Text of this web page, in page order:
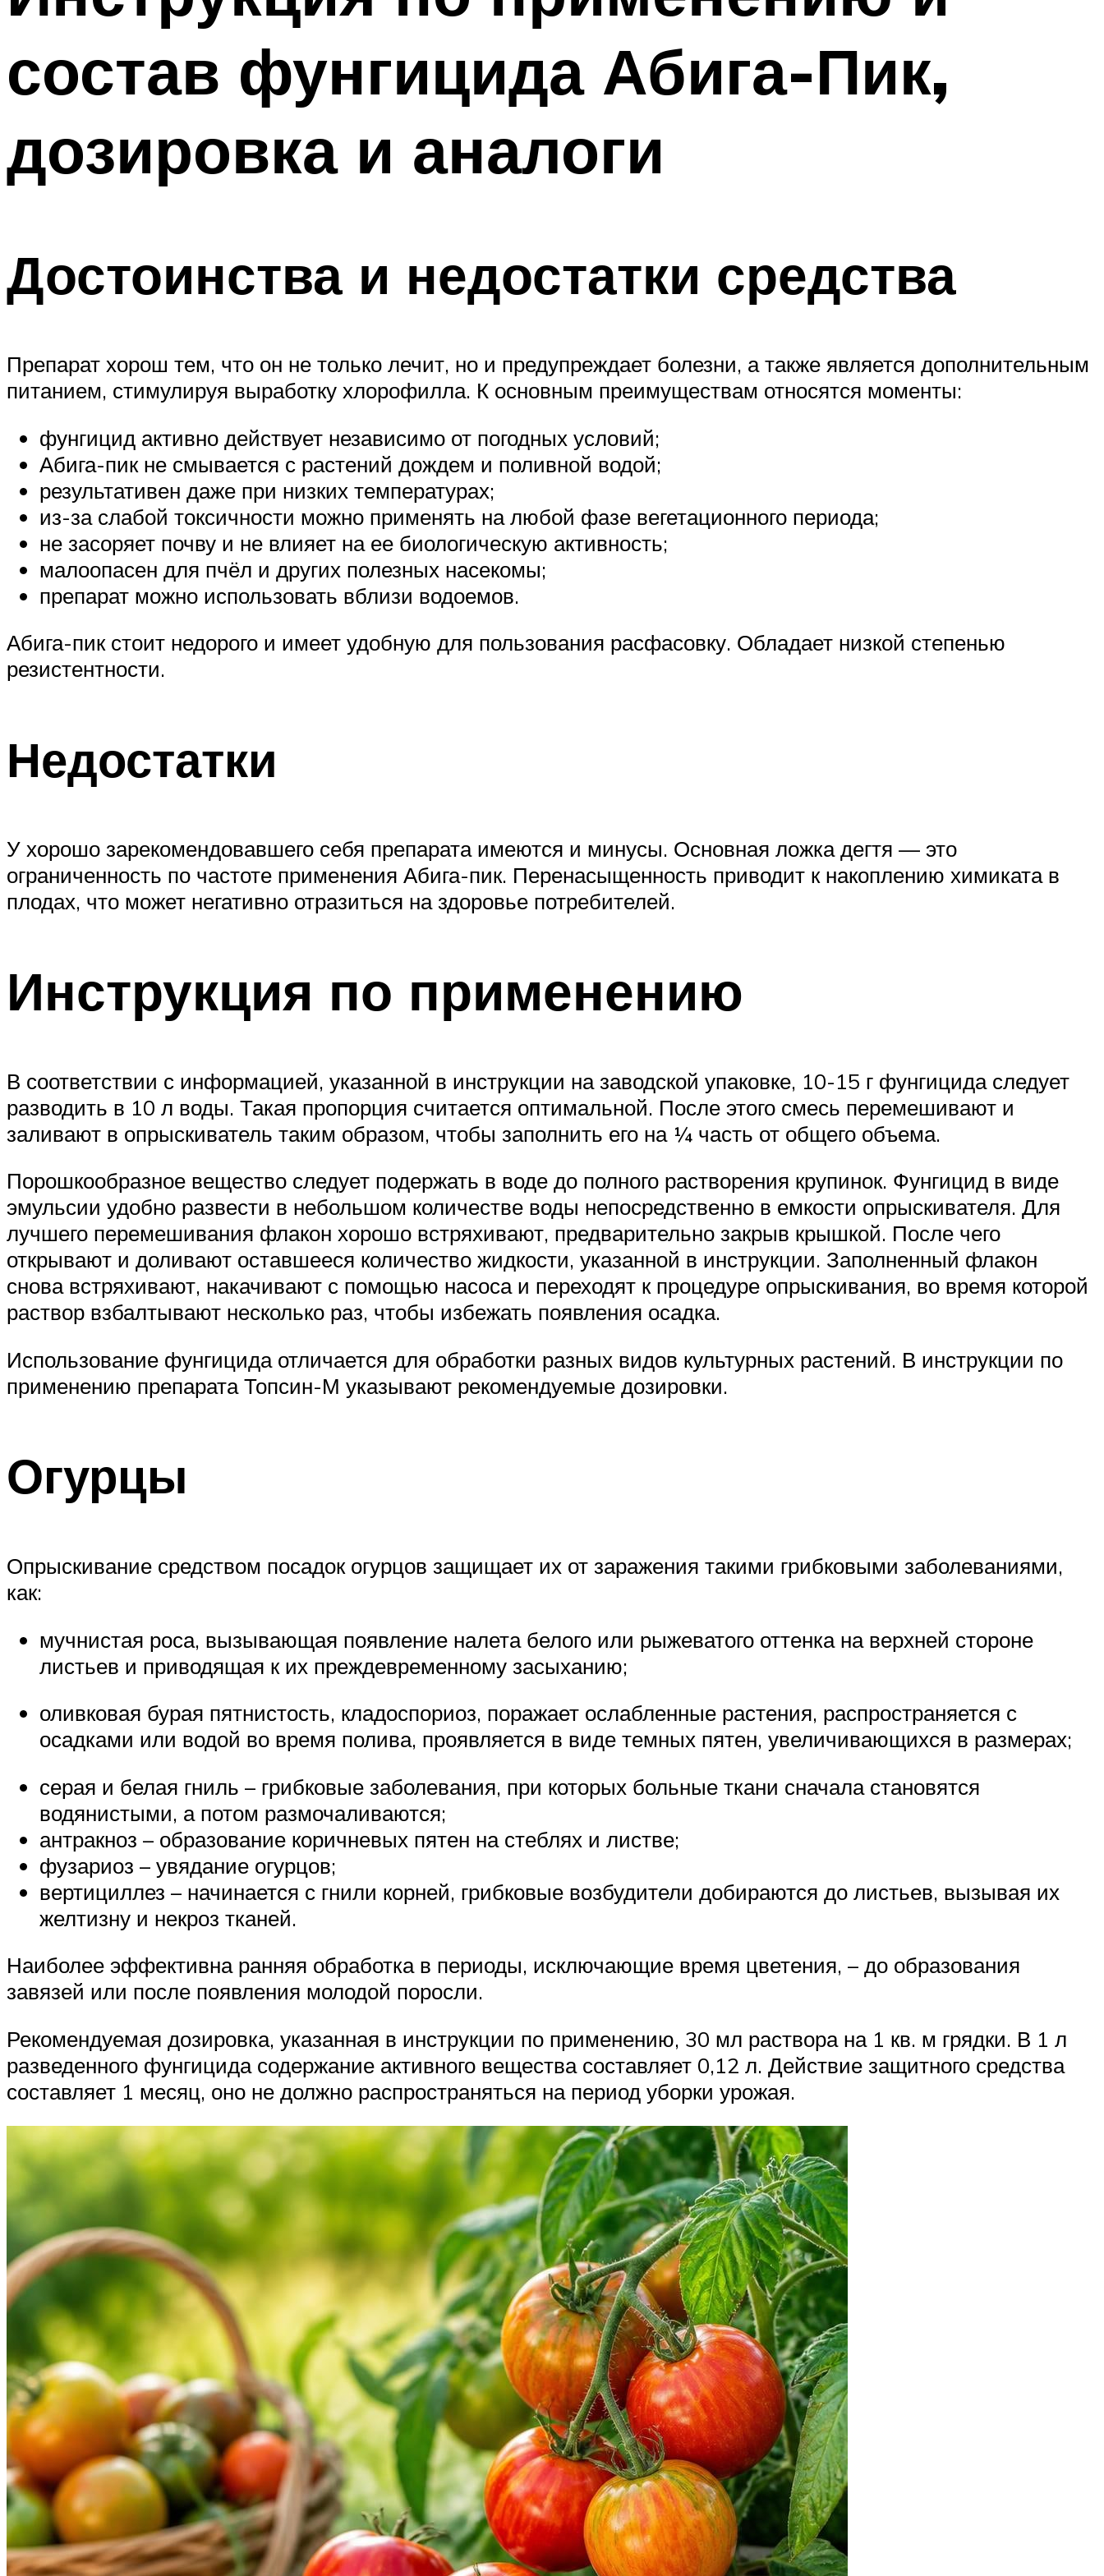
состав фунгицида Абига-Пик,
дозировка и аналоги
Достоинства и недостатки средства
Препарат хорош тем, что он не только лечит, но и предупреждает болезни, а также является дополнительным
питанием, стимулируя выработку хлорофилла. К основным преимуществам относятся моменты:
фунгицид активно действует независимо от погодных условий;
Абига-пик не смывается с растений дождем и поливной водой;
результативен даже при низких температурах;
из-за слабой токсичности можно применять на любой фазе вегетационного периода;
не засоряет почву и не влияет на ее биологическую активность;
малоопасен для пчёл и других полезных насекомы;
препарат можно использовать вблизи водоемов.
Абига-пик стоит недорого и имеет удобную для пользования расфасовку. Обладает низкой степенью
резистентности.
Недостатки
У хорошо зарекомендовавшего себя препарата имеются и минусы. Основная ложка дегтя — это
ограниченность по частоте применения Абига-пик. Перенасыщенность приводит к накоплению химиката в
плодах, что может негативно отразиться на здоровье потребителей.
Инструкция по применению
В соответствии с информацией, указанной в инструкции на заводской упаковке, 10-15 г фунгицида следует
разводить в 10 л воды. Такая пропорция считается оптимальной. После этого смесь перемешивают и
заливают в опрыскиватель таким образом, чтобы заполнить его на ¼ часть от общего объема.
Порошкообразное вещество следует подержать в воде до полного растворения крупинок. Фунгицид в виде
эмульсии удобно развести в небольшом количестве воды непосредственно в емкости опрыскивателя. Для
лучшего перемешивания флакон хорошо встряхивают, предварительно закрыв крышкой. После чего
открывают и доливают оставшееся количество жидкости, указанной в инструкции. Заполненный флакон
снова встряхивают, накачивают с помощью насоса и переходят к процедуре опрыскивания, во время которой
раствор взбалтывают несколько раз, чтобы избежать появления осадка.
Использование фунгицида отличается для обработки разных видов культурных растений. В инструкции по
применению препарата Топсин-М указывают рекомендуемые дозировки.
Огурцы
Опрыскивание средством посадок огурцов защищает их от заражения такими грибковыми заболеваниями,
как:
мучнистая роса, вызывающая появление налета белого или рыжеватого оттенка на верхней стороне
листьев и приводящая к их преждевременному засыханию;
оливковая бурая пятнистость, кладоспориоз, поражает ослабленные растения, распространяется с
осадками или водой во время полива, проявляется в виде темных пятен, увеличивающихся в размерах;
серая и белая гниль – грибковые заболевания, при которых больные ткани сначала становятся
водянистыми, а потом размочаливаются;
антракноз – образование коричневых пятен на стеблях и листве;
фузариоз – увядание огурцов;
вертициллез – начинается с гнили корней, грибковые возбудители добираются до листьев, вызывая их
желтизну и некроз тканей.
Наиболее эффективна ранняя обработка в периоды, исключающие время цветения, – до образования
завязей или после появления молодой поросли.
Рекомендуемая дозировка, указанная в инструкции по применению, 30 мл раствора на 1 кв. м грядки. В 1 л
разведенного фунгицида содержание активного вещества составляет 0,12 л. Действие защитного средства
составляет 1 месяц, оно не должно распространяться на период уборки урожая.